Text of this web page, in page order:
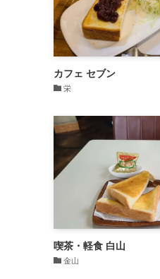
カフェ セブン
栄
喫茶・軽食 白山
金山